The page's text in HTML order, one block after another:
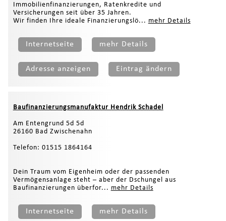
Immobilienfinanzierungen, Ratenkredite und
Versicherungen seit über 35 Jahren.
Wir finden Ihre ideale Finanzierungslö... mehr Details
Internetseite mehr Details
Adresse anzeigen Eintrag ändern
Baufinanzierungsmanufaktur Hendrik Schadel
Am Entengrund 5d 5d
26160 Bad Zwischenahn
Telefon: 01515 1864164
Dein Traum vom Eigenheim oder der passenden
Vermögensanlage steht – aber der Dschungel aus
Baufinanzierungen überfor... mehr Details
Internetseite mehr Details